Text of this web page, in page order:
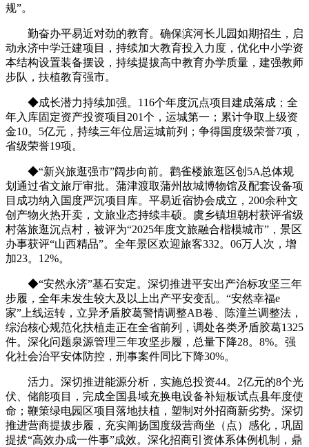
规”。
勤奋办平易近对劲的教育。确保滨河长儿园如期招生，启
动永济中学迁建项目，持续加大教育投入力度，优化中小学资
本结构设置装备摆设，持续提拔高中教育办学质量，建强教师
步队，扶植教育强市。
◆成长潜力持续加强。116个年度沉点项目建成落成；全
年入库固定资产投资项目201个，运城第一；累计争取上级资
金10。5亿元，持续三年位居运城前列；争得国度级荣誉7项，
省级荣誉19项。
◆“新兴旅逛强市”阔步向前。鹳雀楼旅逛区创5A总体规
划通过省文旅厅审批。蒲津渡取蒲州故城博物馆及配套设备项
目成功纳入国度严沉项目库。平易近宿协会成立，200余种文
创产物火热开卖，文旅业态持续丰硕。虞乡镇坦朝村获评省级
村落旅逛沉点村，被评为“2025年度文旅融合楷模城市”，景区
办事获评“山西精品”。全年景区欢迎旅客332。06万人次，增
加23。12%。
◆“安然永济”基石安定。深切推进平安出产治标攻坚三年
步履，全年未发生较大及以上出产平安变乱。“安然幸福e
家”上线运转，立异矛盾胶葛警情调整AB卷、陈潼兰调整法，
综治核心规范化扶植走正在全省前列，调处各类矛盾胶葛1325
件。深化问题泉源管理三年攻坚步履，总量下降28。8%。强
化社会治平安体防控，刑事案件同比下降30%。
活力。深切推进能源分析，实施总投资44。2亿元的8个光
伏、储能项目，完成全国县域充换电设备补短板试点县年度使
命；鞭策绿电园区项目落地扶植，塑制对外招商新劣势。深切
推进营商提拔步履，充实阐扬国度级营商坐（点）感化，巩固
提拔“高效办成一件事”成效。深化招商引资体系体例机制，鼎